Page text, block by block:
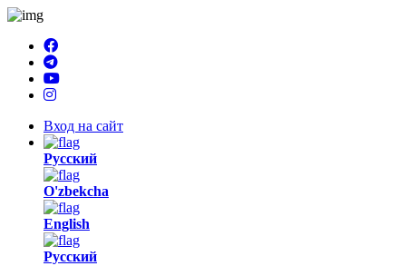
Welcome
One
Accessibility
reader.
Accessibility
Вход на сайт
Русский
O'zbekcha
English
Русский